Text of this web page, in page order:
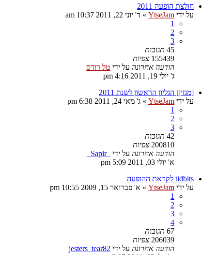
חולצת הופעה 2011
על ידי YtseJam
» ד' יוני 22, 2011 10:37 am
1
2
3
45 תגובות
155439 צפיות
הודעה אחרונה על ידי טל רודס
ג' יולי 19, 2011 4:16 pm
[מגזין] הגליון הראשון לשנת 2011
על ידי YtseJam
» ג' מאי 24, 2011 6:38 pm
1
2
3
42 תגובות
200810 צפיות
הודעה אחרונה על ידי
_Sapir_
א' יולי 03, 2011 5:09 pm
tidbits לקראת ההופעה
על ידי YtseJam
» א' פברואר 15, 2009 10:55 pm
1
2
3
4
67 תגובות
206039 צפיות
הודעה אחרונה על ידי jesters_tear82